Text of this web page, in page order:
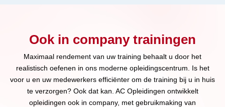
Ook in company trainingen
Maximaal rendement van uw training behaalt u door het
realistisch oefenen in ons moderne opleidingscentrum. Is het
voor u en uw medewerkers efficiënter om de training bij u in huis
te verzorgen? Ook dat kan. AC Opleidingen ontwikkelt
opleidingen ook in company, met gebruikmaking van